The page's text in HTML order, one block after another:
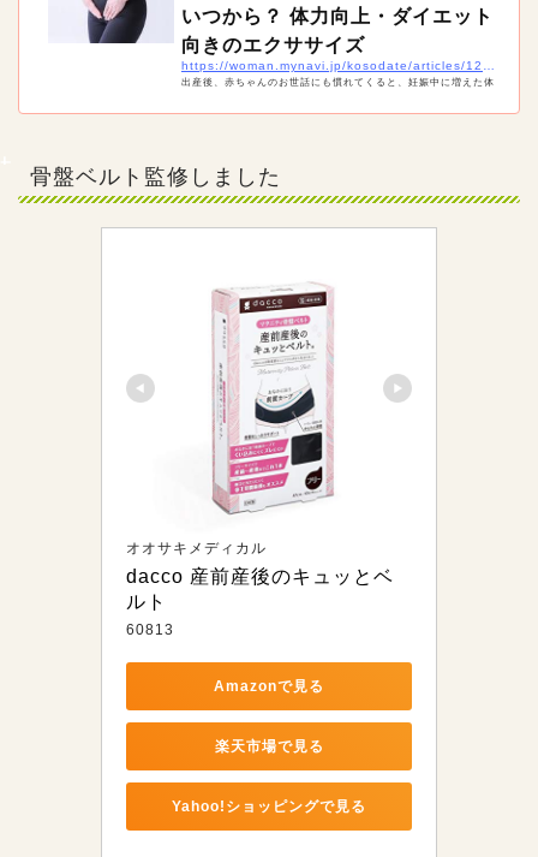
いつから？ 体力向上・ダイエット
向きのエクササイズ
出産後、赤ちゃんのお世話にも慣れてくると、妊娠中に増えた体
骨盤ベルト監修しました
オオサキメディカル
dacco 産前産後のキュッとベ
ルト
60813
Amazonで見る
楽天市場で見る
Yahoo!ショッピングで見る